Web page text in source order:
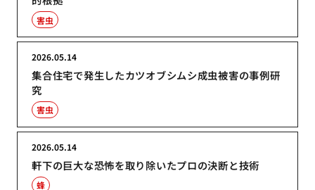
害虫
集合住宅で発生したカツオブシムシ成虫被害の事例研
究
2026.05.14
害虫
軒下の巨大な恐怖を取り除いたプロの決断と技術
2026.05.14
蜂